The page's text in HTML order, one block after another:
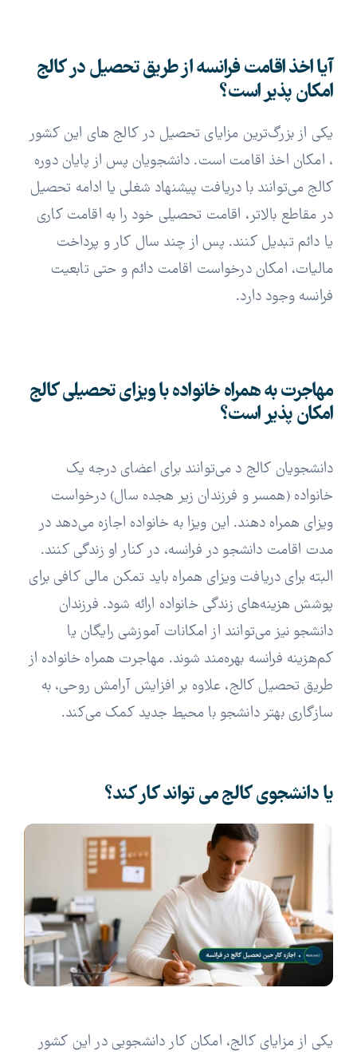
آیا اخذ اقامت فرانسه از طریق تحصیل در کالج
امکان پذیر است؟
یکی از بزرگ‌ترین مزایای تحصیل در کالج های این کشور
، امکان اخذ اقامت است. دانشجویان پس از پایان دوره
کالج می‌توانند با دریافت پیشنهاد شغلی یا ادامه تحصیل
در مقاطع بالاتر، اقامت تحصیلی خود را به اقامت کاری
یا دائم تبدیل کنند. پس از چند سال کار و پرداخت
مالیات، امکان درخواست اقامت دائم و حتی تابعیت
فرانسه وجود دارد.
امکان پذیر است؟
دانشجویان کالج د می‌توانند برای اعضای درجه یک
خانواده (همسر و فرزندان زیر هجده سال) درخواست
ویزای همراه دهند. این ویزا به خانواده اجازه می‌دهد در
مدت اقامت دانشجو در فرانسه، در کنار او زندگی کنند.
البته برای دریافت ویزای همراه باید تمکن مالی کافی برای
پوشش هزینه‌های زندگی خانواده ارائه شود. فرزندان
دانشجو نیز می‌توانند از امکانات آموزشی رایگان یا
کم‌هزینه فرانسه بهره‌مند شوند. مهاجرت همراه خانواده از
طریق تحصیل کالج، علاوه بر افزایش آرامش روحی، به
سازگاری بهتر دانشجو با محیط جدید کمک می‌کند.
یا دانشجوی کالج می تواند کار کند؟
یکی از مزایای کالج، امکان کار دانشجویی در این کشور